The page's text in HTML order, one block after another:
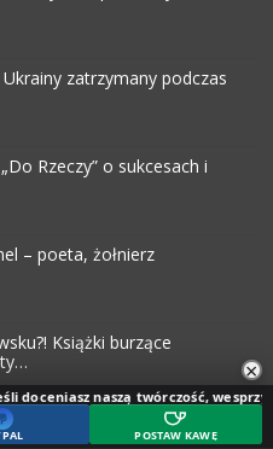
zatrzymany podczas
Rzeczy” o sukcesach i
– poeta, żołnierz
Książki burzące
×
twórczość, wesprzyj jej rozwój.
POSTAW KAWĘ